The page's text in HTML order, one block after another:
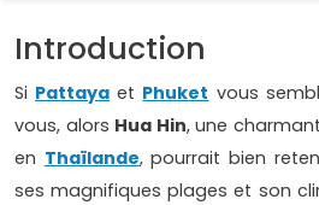
Introduction
Si Pattaya et Phuket vous
vous, alors Hua Hin, une
en Thaïlande, pourrait bien
ses magnifiques plages et son